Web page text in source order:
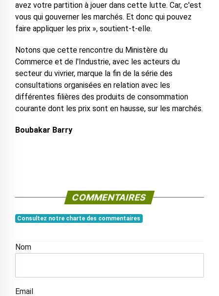
avez votre partition à jouer dans cette lutte. Car, c'est
vous qui gouverner les marchés. Et donc qui pouvez
faire appliquer les prix », soutient-t-elle.
Notons que cette rencontre du Ministère du
Commerce et de l'Industrie, avec les acteurs du
secteur du vivrier, marque la fin de la série des
consultations organisées en relation avec les
différentes filières des produits de consommation
courante dont les prix sont en hausse, sur les marchés.
Boubakar Barry
COMMENTAIRES
Consultez notre charte des commentaires
Nom
Email